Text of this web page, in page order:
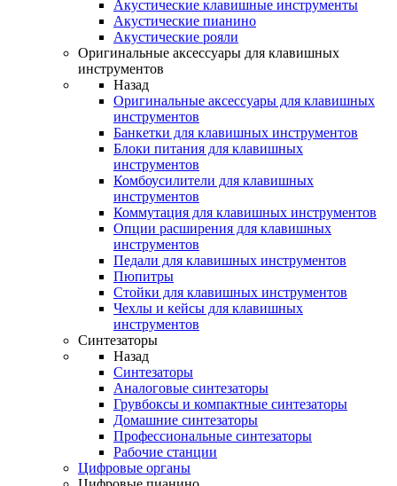
Акустические клавишные инструменты
Акустические пианино
Акустические рояли
Оригинальные аксессуары для клавишных
инструментов
Назад
Оригинальные аксессуары для клавишных
инструментов
Банкетки для клавишных инструментов
Блоки питания для клавишных
инструментов
Комбоусилители для клавишных
инструментов
Коммутация для клавишных инструментов
Опции расширения для клавишных
инструментов
Педали для клавишных инструментов
Пюпитры
Стойки для клавишных инструментов
Чехлы и кейсы для клавишных
инструментов
Синтезаторы
Назад
Синтезаторы
Аналоговые синтезаторы
Грувбоксы и компактные синтезаторы
Домашние синтезаторы
Профессиональные синтезаторы
Рабочие станции
Цифровые органы